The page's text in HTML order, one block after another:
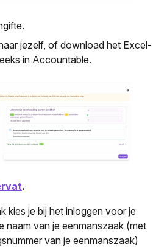
jezelf, of download het Excel-
in Accountable.
.
kies je bij het inloggen voor je
naam van je eenmanszaak (met
van je eenmanszaak)